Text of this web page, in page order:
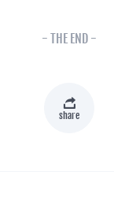
- THE END -
share